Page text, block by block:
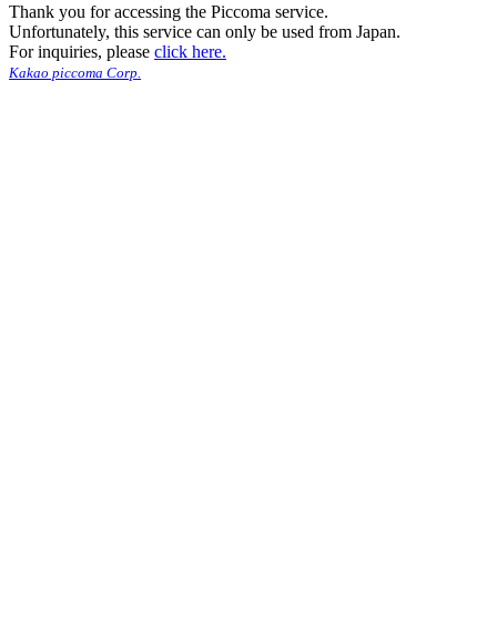
Thank you for accessing the Piccoma service.
Unfortunately, this service can only be used from Japan.
For inquiries, please click here.
Kakao piccoma Corp.